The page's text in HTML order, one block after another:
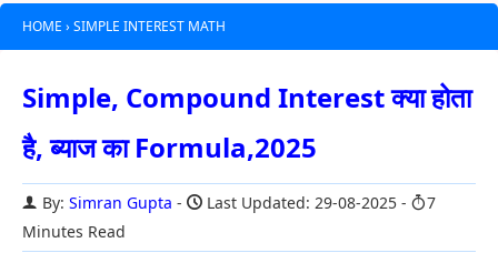
HOME › SIMPLE INTEREST MATH
Simple, Compound Interest क्या होता
है, ब्याज का Formula,2025
By: Simran Gupta Last Updated: 29-08-2025
7
Minutes Read